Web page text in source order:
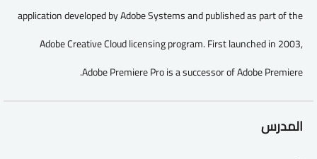
application developed by Adobe Systems and published as part of the
Adobe Creative Cloud licensing program. First launched in 2003,
Adobe Premiere Pro is a successor of Adobe Premiere.
المدرس